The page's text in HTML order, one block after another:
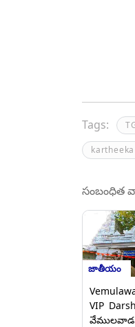
Tags:
సంబంధిత
జాతీయం
VIP